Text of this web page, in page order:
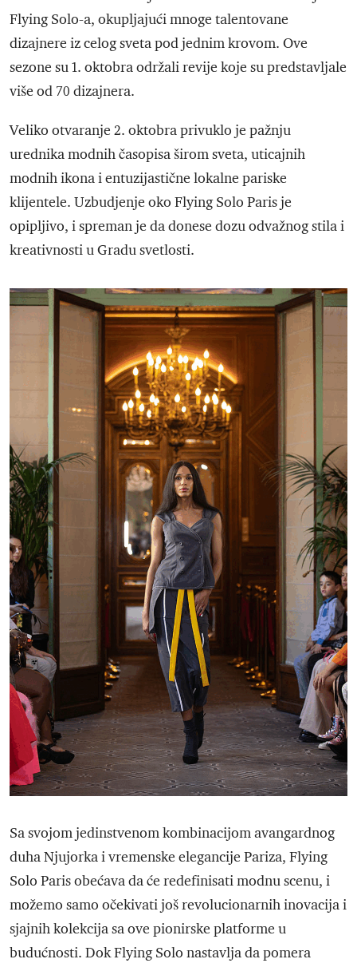
Flying Solo-a, okupljajući mnoge talentovane
dizajnere iz celog sveta pod jednim krovom. Ove
sezone su 1. oktobra održali revije koje su predstavljale
više od 70 dizajnera.
Veliko otvaranje 2. oktobra privuklo je pažnju
urednika modnih časopisa širom sveta, uticajnih
modnih ikona i entuzijastične lokalne pariske
klijentele. Uzbudjenje oko Flying Solo Paris je
opipljivo, i spreman je da donese dozu odvažnog stila i
kreativnosti u Gradu svetlosti.
Sa svojom jedinstvenom kombinacijom avangardnog
duha Njujorka i vremenske elegancije Pariza, Flying
Solo Paris obećava da će redefinisati modnu scenu, i
možemo samo očekivati još revolucionarnih inovacija i
sjajnih kolekcija sa ove pionirske platforme u
budućnosti. Dok Flying Solo nastavlja da pomera